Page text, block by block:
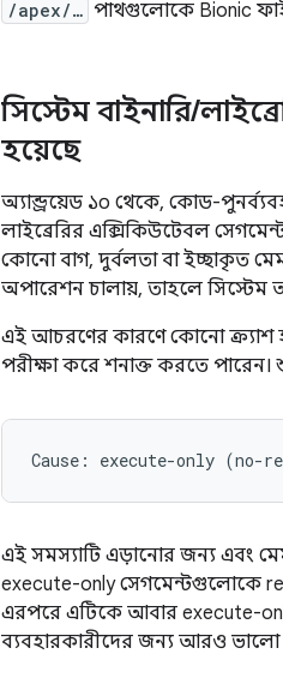
/apex/… পাথগুলোকে Bionic
সিস্টেম বাইনারি/
হয়েছে
অ্যান্ড্রয়েড ১০ থেকে, কোড-
লাইব্রেরির এক্সিকিউটেবল
কোনো বাগ, দুর্বলতা বা ইচ্ছাকৃত
অপারেশন চালায়, তাহলে
এই আচরণের কারণে কোনো ক্র্যাশ
পরীক্ষা করে শনাক্ত করতে পারেন।
এই সমস্যাটি এড়ানোর জন্য এবং
execute-only সেগমেন্টগুলোকে
এরপরে এটিকে আবার execute-
ব্যবহারকারীদের জন্য আরও ভালো